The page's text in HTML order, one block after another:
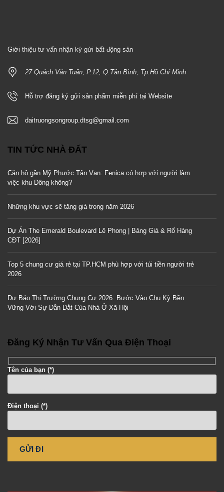
Giới thiệu tư vấn nhận ký gửi bất động sản
27 Quách Văn Tuấn, P.12, Q.Tân Bình, Tp.Hồ Chí Minh
Hỗ trợ đăng ký gửi sản phẩm miễn phí tại Website
daitruongsongroup.dtsg@gmail.com
TIN TỨC NHÀ ĐẤT
Căn hộ gần Mỹ Phước Tân Vạn: Fenica có hợp với người làm
việc khu Đông không?
Những khu vực sẽ tăng giá trong năm 2026
Dự Án The Emerald Boulevard Lê Phong | Bảng Giá & Rổ Hàng
CĐT [2026]
Top 5 chung cư giá rẻ tại TP.HCM phù hợp với túi tiền người trẻ
2026
Dự Báo Thị Trường Chung Cư 2026: Bước Vào Chu Kỳ Bền
Vững Với Sự Dẫn Dắt Của Nhà Ở Xã Hội
Đăng Ký Nhận Tư Vấn Qua Điện Thoại
Tên của bạn (*)
Điện thoại (*)